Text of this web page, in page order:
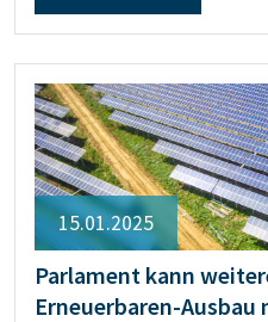
15.01.2025
Parlament kann
Erneuerbaren-Ausbau